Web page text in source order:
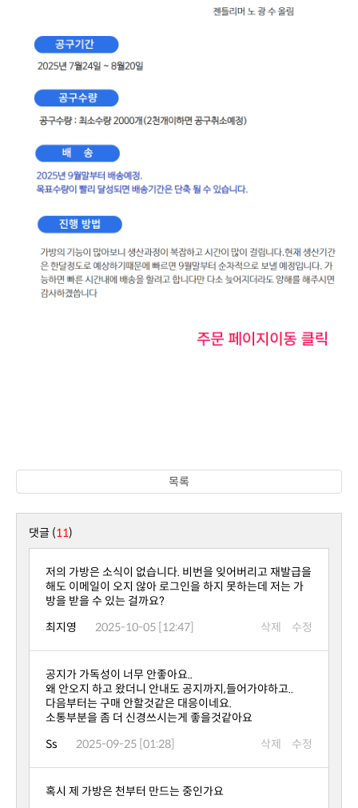
목록
댓글 (11)
방을 받을 수 있는 걸까요?
최지영
2025-10-05 [12:47] 삭제 수정
공지가 가독성이 너무 안좋아요..
왜 안오지 하고 왔더니 안내도 공지까지,들어가야하고..
다음부터는 구매 안할것같은 대응이네요.
소통부분을 좀 더 신경쓰시는게 좋을것같아요
Ss
2025-09-25 [01:28] 삭제 수정
혹시 제 가방은 천부터 만드는 중인가요